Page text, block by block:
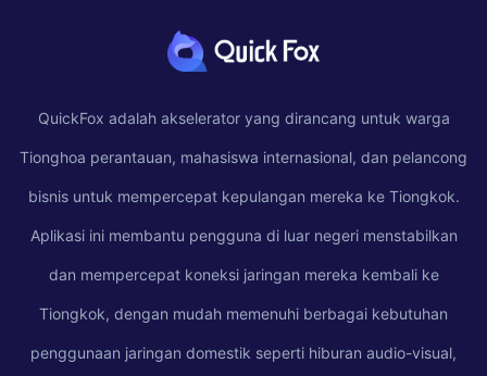
QuickFox adalah akselerator yang dirancang untuk warga
Tionghoa perantauan, mahasiswa internasional, dan pelancong
bisnis untuk mempercepat kepulangan mereka ke Tiongkok.
Aplikasi ini membantu pengguna di luar negeri menstabilkan
dan mempercepat koneksi jaringan mereka kembali ke
Tiongkok, dengan mudah memenuhi berbagai kebutuhan
penggunaan jaringan domestik seperti hiburan audio-visual,